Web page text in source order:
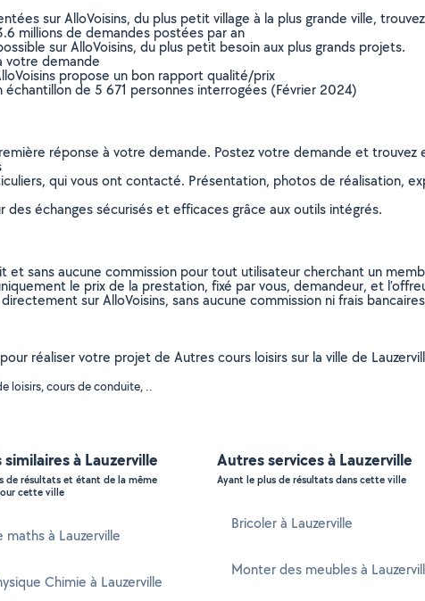
sur AlloVoisins, du plus petit village à la plus grande ville,
millions de demandes postées par an
sur AlloVoisins, du plus petit besoin aux plus grands projets.
votre demande
propose un bon rapport qualité/prix
échantillon de 5 671 personnes interrogées (Février 2024)
réponse à votre demande. Postez votre demande et
qui vous ont contacté. Présentation, photos de réalisation,
des échanges sécurisés et efficaces grâce aux outils intégrés.
sans aucune commission pour tout utilisateur cherchant un
le prix de la prestation, fixé par vous, demandeur, et
sur AlloVoisins, sans aucune commission ni frais
réaliser votre projet de Autres cours loisirs sur la ville de
loisirs, cours de conduite, ..
similaires à Lauzerville
de résultats et étant de la même
cette ville
maths à Lauzerville
Chimie à Lauzerville
Autres services à Lauzerville
Ayant le plus de résultats dans cette ville
Bricoler à Lauzerville
Monter des meubles à